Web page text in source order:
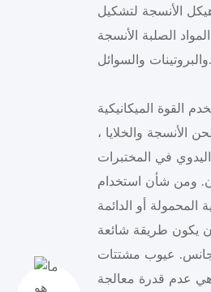
الأنسجة لتشكيل
الصلبة الأنسجة
والبروتينات والسوائل.
القوة الميكانيكية
والخلايا ،
اليدوي في المختبرات
ومن شأن استخدام
المحمولة أو الدائمة
يكون طريقة شائعة
عيوب مشتتات
هي عدم قدرة معالجة